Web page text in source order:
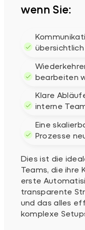
wenn Sie:
bearbeiten
Klare
interne
Eine
Prozesse
Dies ist die
Teams, die ihre
erste
transparente
und das alles
komplexe